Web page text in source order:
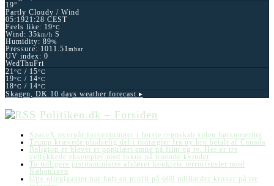
19°
Partly Cloudy / Wind
05:1921:28 CEST
Feels like: 19°C
Wind: 35km/h S
Humidity: 89%
Pressure: 1011.51mbar
UV index: 0
WedThuFri
21°C / 15°C
19°C / 14°C
18°C / 14°C
Skagen, DK 10 days weather forecast ▸
Politiken.dk – Forsiden
SpaceX overgår forventninger i første regnskab siden børsnotering
Trump krævede pludselig del i indtægter fra ny bro betalt af Canada
Religion er blevet et populært emne på film og tv. Her er tre
vellykkede eksempler med fokus på troende kvinder
To tidligere justitsministre afslører konkrete terrortrusler mod
København
Otte oliegiganter har haft en profit på 600 milliarder kroner på tre